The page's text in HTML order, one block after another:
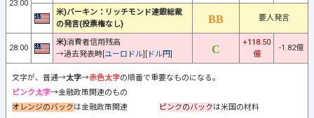
23:00
米)バーキン：リッチモンド連銀総裁
の発言(投票権なし)
要人発言
28:00
米)消費者信用残高
→過去発表時[ユーロドル][ ドル円]
+118.50
億
-1.82億
文字が、普通→太字→赤色太字の順番で重要なものになる。
ピンク太字→金融政策関連のもの
オレンジのバックは金融政策関連 ピンクのバックは米国の材料